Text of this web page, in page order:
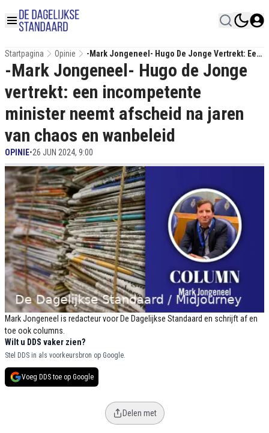
Startpagina Opinie
-Mark Jongeneel- Hugo De Jonge Vertrekt: Een
Incompetente Minister Neemt Afscheid Na
Jaren Van Chaos En Wanbeleid
Mark Jongeneel is redacteur voor De Dagelijkse Standaard en schrijft af en
toe ook columns.
-Mark Jongeneel- Hugo de Jonge
vertrekt: een incompetente
minister neemt afscheid na jaren
van chaos en wanbeleid
OPINIE•26 JUN 2024, 9:00
Wilt u DDS vaker zien?
Stel DDS in als voorkeursbron op Google.
Voeg DDS toe op Google
Delen met